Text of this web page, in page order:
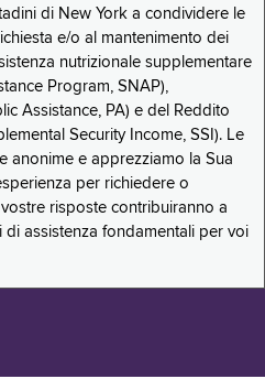
di New York a condividere le
e/o al mantenimento dei
nutrizionale supplementare
Program, SNAP),
Assistance, PA) e del Reddito
Security Income, SSI). Le
anonime e apprezziamo la Sua
per richiedere o
risposte contribuiranno a
assistenza fondamentali per voi